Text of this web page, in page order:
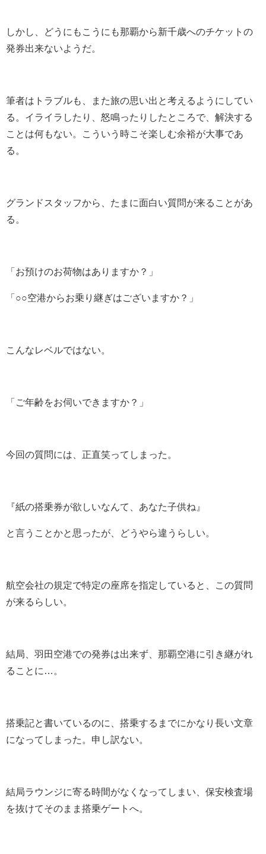
しかし、どうにもこうにも那覇から新千歳へのチケットの
発券出来ないようだ。
筆者はトラブルも、また旅の思い出と考えるようにしてい
る。イライラしたり、怒鳴ったりしたところで、解決する
ことは何もない。こういう時こそ楽しむ余裕が大事であ
る。
グランドスタッフから、たまに面白い質問が来ることがあ
る。
「お預けのお荷物はありますか？」
「○○空港からお乗り継ぎはございますか？」
こんなレベルではない。
「ご年齢をお伺いできますか？」
今回の質問には、正直笑ってしまった。
『紙の搭乗券が欲しいなんて、あなた子供ね』
と言うことかと思ったが、どうやら違うらしい。
航空会社の規定で特定の座席を指定していると、この質問
が来るらしい。
結局、羽田空港での発券は出来ず、那覇空港に引き継がれ
ることに…。
搭乗記と書いているのに、搭乗するまでにかなり長い文章
になってしまった。申し訳ない。
結局ラウンジに寄る時間がなくなってしまい、保安検査場
を抜けてそのまま搭乗ゲートへ。